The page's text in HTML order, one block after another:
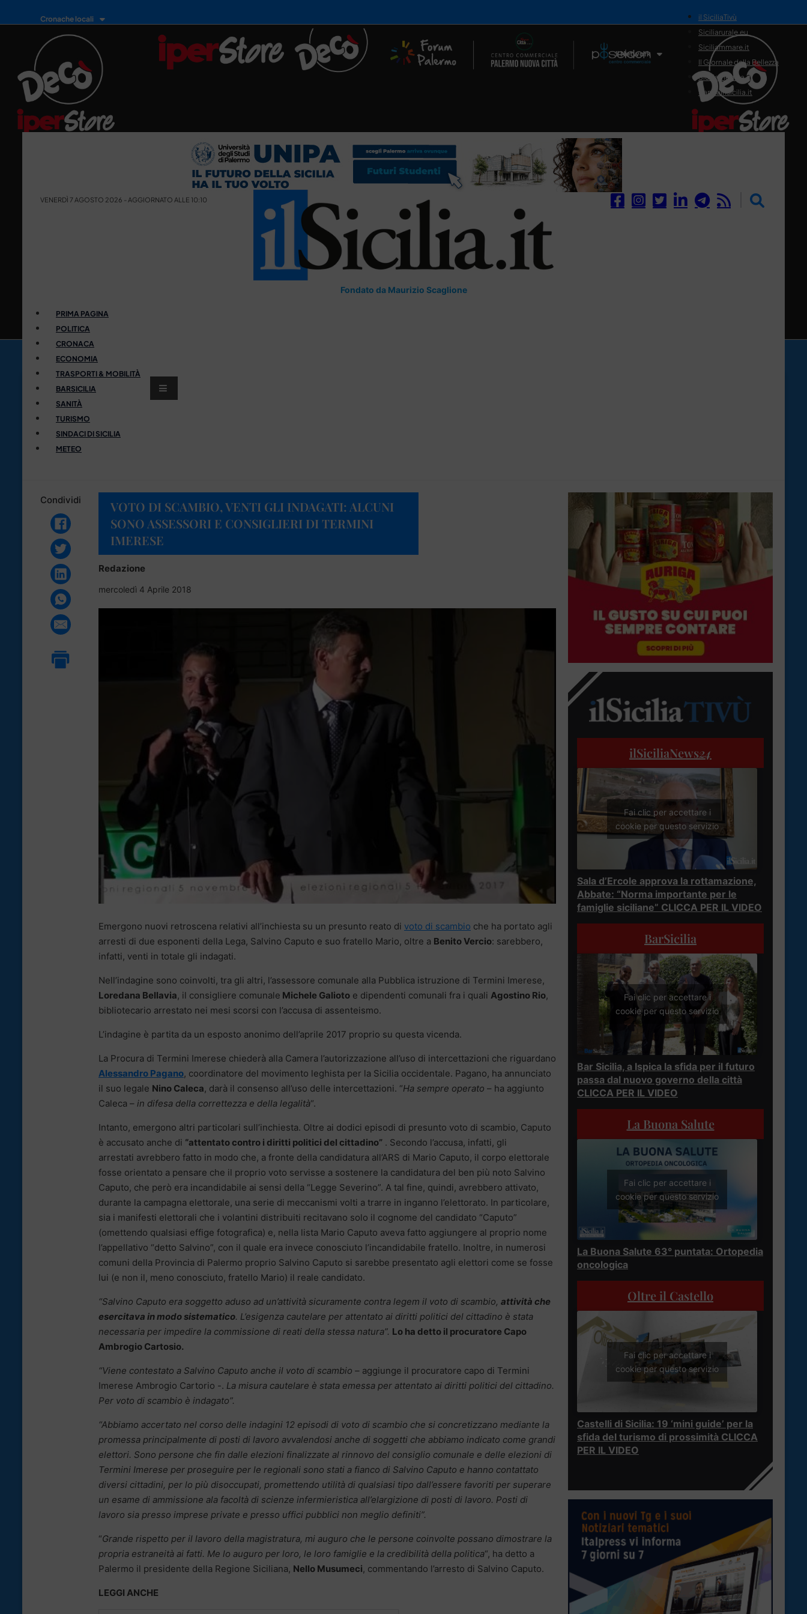
Cronache locali
Il Network
il SiciliaTivù
Siciliarurale.eu
Siciliammare.it
Il Giornale della Bellezza
Siciliamedica.it
Sanitainsicilia.it
VENERDÌ 7 AGOSTO 2026 - AGGIORNATO ALLE 10:10
Fondato da Maurizio Scaglione
PRIMA PAGINA
POLITICA
CRONACA
ECONOMIA
TRASPORTI & MOBILITÀ
BARSICILIA
SANITÀ
TURISMO
SINDACI DI SICILIA
METEO
Condividi
VOTO DI SCAMBIO, VENTI GLI INDAGATI: ALCUNI
SONO ASSESSORI E CONSIGLIERI DI TERMINI
IMERESE
Redazione
mercoledì 4 Aprile 2018
Emergono nuovi retroscena relativi all’inchiesta su un presunto reato di voto di scambio che ha portato agli
arresti di due esponenti della Lega, Salvino Caputo e suo fratello Mario, oltre a Benito Vercio: sarebbero,
infatti, venti in totale gli indagati.
Nell’indagine sono coinvolti, tra gli altri, l’assessore comunale alla Pubblica istruzione di Termini Imerese,
Loredana Bellavia, il consigliere comunale Michele Galioto e dipendenti comunali fra i quali Agostino Rio,
bibliotecario arrestato nei mesi scorsi con l’accusa di assenteismo.
L’indagine è partita da un esposto anonimo dell’aprile 2017 proprio su questa vicenda.
La Procura di Termini Imerese chiederà alla Camera l’autorizzazione all’uso di intercettazioni che riguardano
Alessandro Pagano, coordinatore del movimento leghista per la Sicilia occidentale. Pagano, ha annunciato
il suo legale Nino Caleca, darà il consenso all’uso delle intercettazioni. “Ha sempre operato – ha aggiunto
Caleca – in difesa della correttezza e della legalità“.
Intanto, emergono altri particolari sull’inchiesta. Oltre ai dodici episodi di presunto voto di scambio, Caputo
è accusato anche di “attentato contro i diritti politici del cittadino” . Secondo l’accusa, infatti, gli
arrestati avrebbero fatto in modo che, a fronte della candidatura all’ARS di Mario Caputo, il corpo elettorale
fosse orientato a pensare che il proprio voto servisse a sostenere la candidatura del ben più noto Salvino
Caputo, che però era incandidabile ai sensi della “Legge Severino”. A tal fine, quindi, avrebbero attivato,
durante la campagna elettorale, una serie di meccanismi volti a trarre in inganno l’elettorato. In particolare,
sia i manifesti elettorali che i volantini distribuiti recitavano solo il cognome del candidato “Caputo”
(omettendo qualsiasi effige fotografica) e, nella lista Mario Caputo aveva fatto aggiungere al proprio nome
l’appellativo “detto Salvino”, con il quale era invece conosciuto l’incandidabile fratello. Inoltre, in numerosi
comuni della Provincia di Palermo proprio Salvino Caputo si sarebbe presentato agli elettori come se fosse
lui (e non il, meno conosciuto, fratello Mario) il reale candidato.
“Salvino Caputo era soggetto aduso ad un’attività sicuramente contra legem il voto di scambio, attività che
esercitava in modo sistematico. L’esigenza cautelare per attentato ai diritti politici del cittadino è stata
necessaria per impedire la commissione di reati della stessa natura”. Lo ha detto il procuratore Capo
Ambrogio Cartosio.
“Viene contestato a Salvino Caputo anche il voto di scambio – aggiunge il procuratore capo di Termini
Imerese Ambrogio Cartorio -. La misura cautelare è stata emessa per attentato ai diritti politici del cittadino.
Per voto di scambio è indagato”.
“Abbiamo accertato nel corso delle indagini 12 episodi di voto di scambio che si concretizzano mediante la
promessa principalmente di posti di lavoro avvalendosi anche di soggetti che abbiamo indicato come grandi
elettori. Sono persone che fin dalle elezioni finalizzate al rinnovo del consiglio comunale e delle elezioni di
Termini Imerese per proseguire per le regionali sono stati a fianco di Salvino Caputo e hanno contattato
diversi cittadini, per lo più disoccupati, promettendo utilità di qualsiasi tipo dall’essere favoriti per superare
un esame di ammissione ala facoltà di scienze infermieristica all’elargizione di posti di lavoro. Posti di
lavoro sia presso imprese private e presso uffici pubblici non meglio definiti”.
“Grande rispetto per il lavoro della magistratura, mi auguro che le persone coinvolte possano dimostrare la
propria estraneità ai fatti. Me lo auguro per loro, le loro famiglie e la credibilità della politica“, ha detto a
Palermo il presidente della Regione Siciliana, Nello Musumeci, commentando l’arresto di Salvino Caputo.
LEGGI ANCHE
ilSiciliaNews24
Fai clic per accettare i
cookie per questo servizio
Sala d’Ercole approva la rottamazione,
Abbate: “Norma importante per le
famiglie siciliane” CLICCA PER IL VIDEO
BarSicilia
Fai clic per accettare i
cookie per questo servizio
Bar Sicilia, a Ispica la sfida per il futuro
passa dal nuovo governo della città
CLICCA PER IL VIDEO
La Buona Salute
Fai clic per accettare i
cookie per questo servizio
La Buona Salute 63° puntata: Ortopedia
oncologica
Oltre il Castello
Fai clic per accettare i
cookie per questo servizio
Castelli di Sicilia: 19 ‘mini guide’ per la
sfida del turismo di prossimità CLICCA
PER IL VIDEO